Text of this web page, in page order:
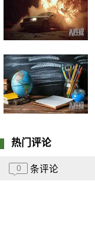
热门评论
0 条评论